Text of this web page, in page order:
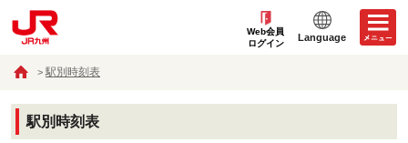
Web会員
ログイン
Language
駅別時刻表
駅別時刻表